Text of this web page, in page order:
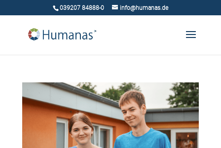
039207 84888-0 info@humanas.de